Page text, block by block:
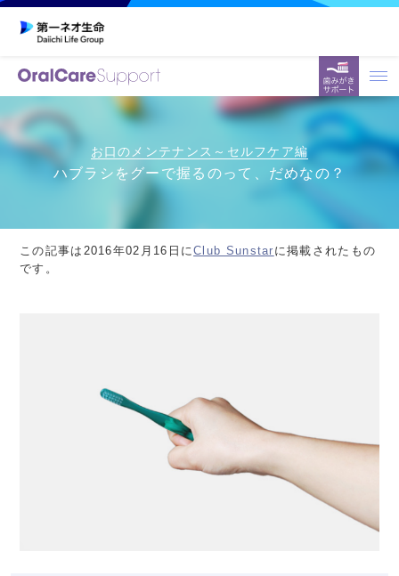
お口のメンテナンス～セルフケア編
ハブラシをグーで握るのって、だめなの？
この記事は2016年02月16日にClub Sunstar に掲載されたもの
です。